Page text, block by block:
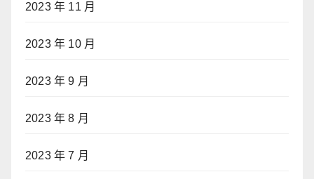
2023 年 11 月
2023 年 10 月
2023 年 9 月
2023 年 8 月
2023 年 7 月